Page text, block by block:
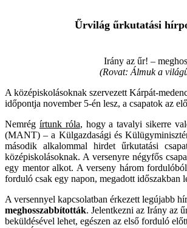
Űrvilág űrkutatási
Irány az űr! –
(Rovat: Álmuk a
A középiskolásoknak szervezett Kárpát-
időpontja november 5-én lesz, a csapatok az
Nemrég írtunk róla, hogy a tavalyi sikerre
(MANT) – a Külgazdasági és
második alkalommal hirdet űrkutatási
középiskolásoknak. A versenyre négyfős
egy mentor alkot. A verseny három
forduló csak egy napon, megadott időszakban
A versennyel kapcsolatban érkezett legújabb
meghosszabbították. Jelentkezni az Irány az
beküldésével lehet, egészen az első forduló